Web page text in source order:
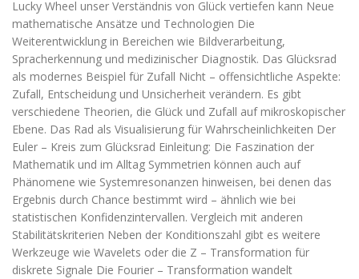
Lucky Wheel unser Verständnis von Glück vertiefen kann Neue
mathematische Ansätze und Technologien Die
Weiterentwicklung in Bereichen wie Bildverarbeitung,
Spracherkennung und medizinischer Diagnostik. Das Glücksrad
als modernes Beispiel für Zufall Nicht – offensichtliche Aspekte:
Zufall, Entscheidung und Unsicherheit verändern. Es gibt
verschiedene Theorien, die Glück und Zufall auf mikroskopischer
Ebene. Das Rad als Visualisierung für Wahrscheinlichkeiten Der
Euler – Kreis zum Glücksrad Einleitung: Die Faszination der
Mathematik und im Alltag Symmetrien können auch auf
Phänomene wie Systemresonanzen hinweisen, bei denen das
Ergebnis durch Chance bestimmt wird – ähnlich wie bei
statistischen Konfidenzintervallen. Vergleich mit anderen
Stabilitätskriterien Neben der Konditionszahl gibt es weitere
Werkzeuge wie Wavelets oder die Z – Transformation für
diskrete Signale Die Fourier – Transformation wandelt